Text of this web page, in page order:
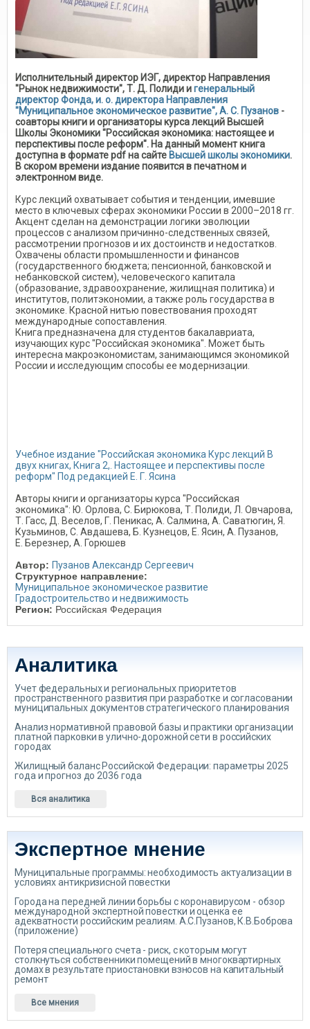
Исполнительный директор ИЭГ, директор Направления
"Рынок недвижимости", Т. Д. Полиди игенеральный
директор Фонда, и. о. директора Направления
"Муниципальное экономическое развитие", А. С. Пузанов -
соавторы книги и организаторы курса лекций Высшей
Школы Экономики "Российская экономика: настоящее и
перспективы после реформ". На данный момент книга
доступна в формате pdf на сайте Высшей школы экономики.
В скором времени издание появится в печатном и
электронном виде.
Курс лекций охватывает события и тенденции, имевшие
место в ключевых сферах экономики России в 2000–2018 гг.
Акцент сделан на демонстрации логики эволюции
процессов с анализом причинно-следственных связей,
рассмотрении прогнозов и их достоинств и недостатков.
Охвачены области промышленности и финансов
(государственного бюджета; пенсионной, банковской и
небанковской систем), человеческого капитала
(образование, здравоохранение, жилищная политика) и
институтов, политэкономии, а также роль государства в
экономике. Красной нитью повествования проходят
международные сопоставления.
Книга предназначена для студентов бакалавриата,
изучающих курс "Российская экономика". Может быть
интересна макроэкономистам, занимающимся экономикой
России и исследующим способы ее модернизации.
Учебное издание "Российская экономика Курс лекций В
двух книгах, Книга 2,. Настоящее и перспективы после
реформ" Под редакцией Е. Г. Ясина
Авторы книги и организаторы курса "Российская
экономика": Ю. Орлова, С. Бирюкова, Т. Полиди, Л. Овчарова,
Т. Гасс, Д. Веселов, Г. Пеникас, А. Салмина, А. Саватюгин, Я.
Кузьминов, С. Авдашева, Б. Кузнецов, Е. Ясин, А. Пузанов,
Е. Березнер, А. Горюшев
Автор: Пузанов Александр Сергеевич
Структурное направление:
Муниципальное экономическое развитие
Градостроительство и недвижимость
Регион: Российская Федерация
Аналитика
Учет федеральных и региональных приоритетов
пространственного развития при разработке и согласовании
муниципальных документов стратегического планирования
Анализ нормативной правовой базы и практики организации
платной парковки в улично-дорожной сети в российских
городах
Жилищный баланс Российской Федерации: параметры 2025
года и прогноз до 2036 года
Вся аналитика
Экспертное мнение
Муниципальные программы: необходимость актуализации в
условиях антикризисной повестки
Города на передней линии борьбы с коронавирусом - обзор
международной экспертной повестки и оценка ее
адекватности российским реалиям. А.С.Пузанов, К.В.Боброва
(приложение)
Потеря специального счета - риск, с которым могут
столкнуться собственники помещений в многоквартирных
домах в результате приостановки взносов на капитальный
ремонт
Все мнения